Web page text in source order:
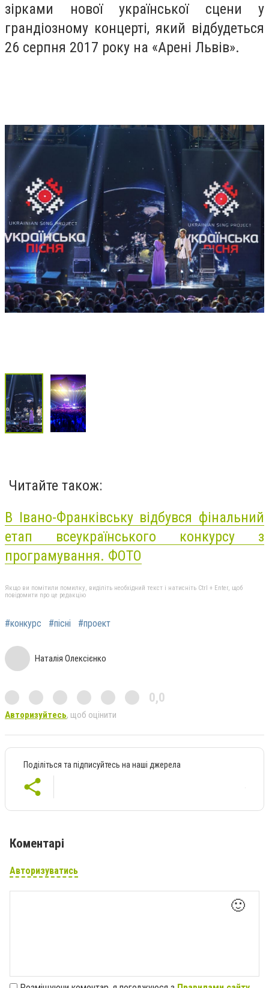
зірками нової української сцени у
грандіозному концерті, який відбудеться
26 серпня 2017 року на «Арені Львів».
Читайте також:
В Івано-Франківську відбувся фінальний
етап всеукраїнського конкурсу з
програмування. ФОТО
Якщо ви помітили помилку, виділіть необхідний текст і натисніть Ctrl + Enter, щоб
повідомити про це редакцію
#конкурс #пісні #проект
Наталія Олексієнко
0,0
Авторизуйтесь, щоб оцінити
Поділіться та підписуйтесь на наші джерела
Коментарі
Авторизуватись
🙂